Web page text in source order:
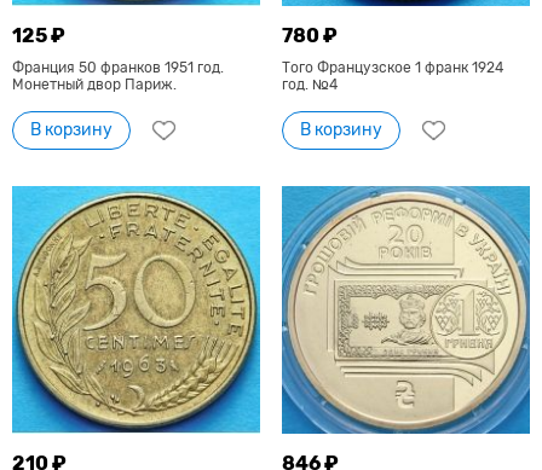
125 ₽
Франция 50 франков 1951 год.
Монетный двор Париж.
В корзину
780 ₽
Того Французское 1 франк 1924
год. №4
В корзину
210 ₽ 846 ₽